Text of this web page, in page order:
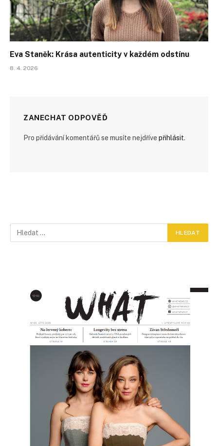
Eva Staněk: Krása autenticity v každém odstínu
8. 4. 2026
ZANECHAT ODPOVĚĎ
Pro přidávání komentářů se musíte nejdříve přihlásit.